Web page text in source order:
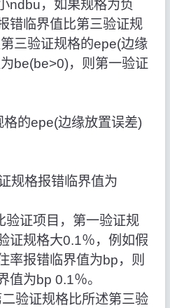
ndbu，如果规格为负
错临界值比第三验证规
三验证规格的epe(边缘
be(be>0)，则第一验证
的epe(边缘放置误差)
规格报错临界值为
验证项目，第一验证规
证规格大0.1％，例如假
率报错临界值为bp，则
值为bp 0.1％。
验证规格比所述第三验